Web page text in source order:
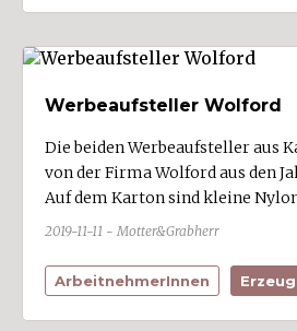
Werbeaufsteller Wolford
Die beiden Werbeaufsteller aus
von der Firma Wolford aus den
Auf dem Karton sind kleine
2019-11-11 - Motter&Grabherr
ArbeitnehmerInnen